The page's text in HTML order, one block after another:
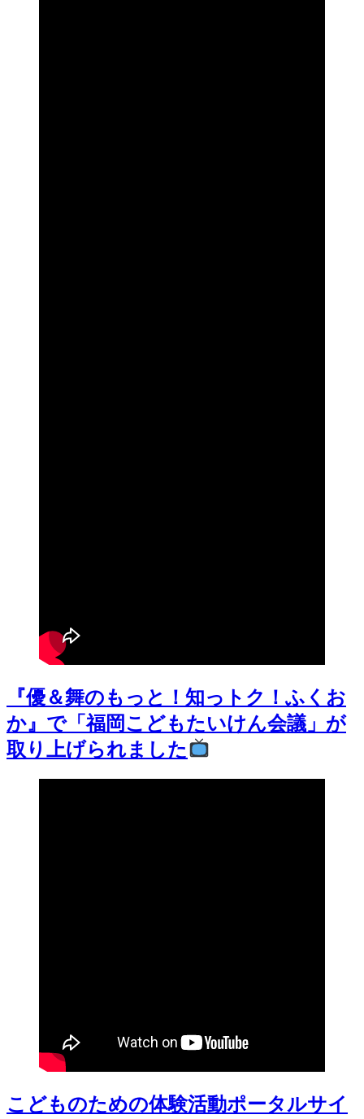
『優＆舞のもっと！知っトク！ふくお
か』で「福岡こどもたいけん会議」が
取り上げられました
こどものための体験活動ポータルサイ